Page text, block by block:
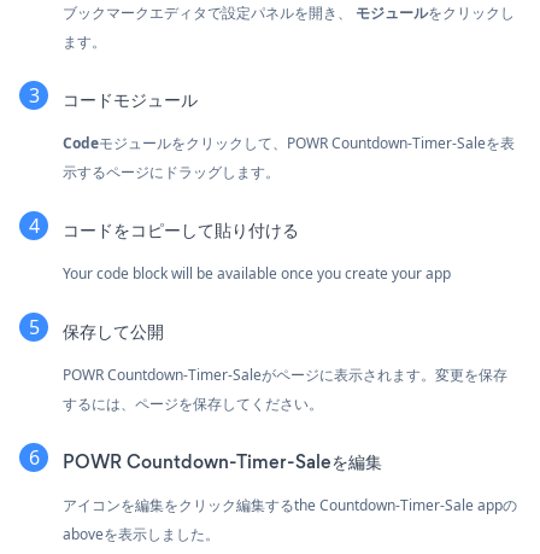
ブックマークエディタで設定パネルを開き、 モジュールをクリックし
ます。
コードモジュール
Codeモジュールをクリックして、POWR Countdown-Timer-Saleを表
示するページにドラッグします。
コードをコピーして貼り付ける
Your code block will be available once you create your app
保存して公開
POWR Countdown-Timer-Saleがページに表示されます。変更を保存
するには、ページを保存してください。
POWR Countdown-Timer-Saleを編集
アイコンを編集をクリック編集するthe Countdown-Timer-Sale appの
aboveを表示しました。